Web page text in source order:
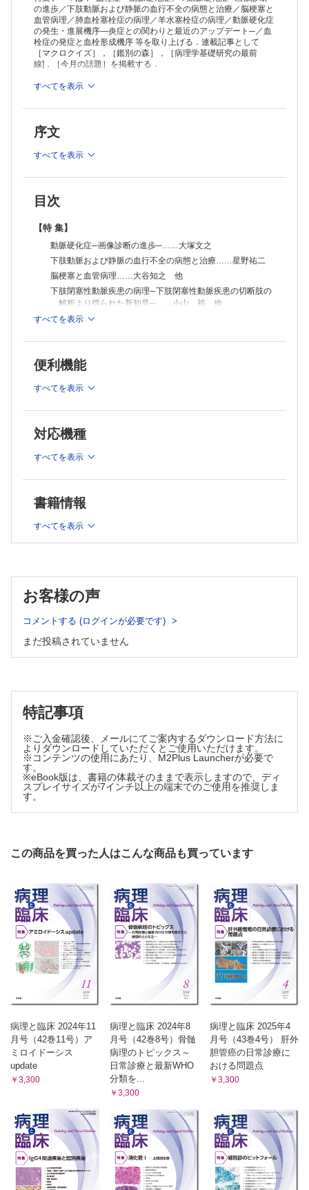
Answer 1：南口早智子
Answer 2：九島巳樹
病理学基礎研究の最前線《新連載》
連載にあたって……田中伸哉 他
病理学基礎研究の最前線［1］
【今月の話題】
【Information】
の進歩／下肢動脈および静脈の血行不全の病態と治療／脳梗塞と
血管病理／肺血栓塞栓症の病理／羊水塞栓症の病理／動脈硬化症
の発生・進展機序―炎症との関わりと最近のアップデート─／血
栓症の発症と血栓形成機序 等を取り上げる．連載記事として
［マクロクイズ］，［鑑別の森］，［病理学基礎研究の最前
線]，［今月の話題］を掲載する．
≫「病理と臨床」年間購読、受付中！
※本製品はPCでの閲覧も可能です。
「購入済ライセンス一覧」よりオンライン環境でPDF版をご覧い
ただけます。詳細は
すべてを表示
序文
すべてを表示
目次
【特 集】
動脈硬化症─画像診断の進歩─……大塚文之
下肢動脈および静脈の血行不全の病態と治療……星野祐二
脳梗塞と血管病理……大谷知之 他
下肢閉塞性動脈疾患の病理─下肢閉塞性動脈疾患の切断肢の
解析より得られた新知見─……小山 裕 他
肺血栓塞栓症の病理……魏 峻洸
プデート─……新見 学 他
【連 載】
マクロクイズ［185］
近藤篤史 他
鑑別の森［36］
卵巣の粘液性境界悪性腫瘍と粘液性癌
病理学基礎研究の最前線《新連載》
病理学基礎研究の最前線［1］
【今月の話題】
冠動脈瘤のはなし……髙橋 啓
すべてを表示
便利機能
すべてを表示
対応機種
すべてを表示
書籍情報
すべてを表示
お客様の声
コメントする (ログインが必要です)
まだ投稿されていません
特記事項
※ご入金確認後、メールにてご案内するダウンロード方法に
よりダウンロードしていただくとご使用いただけます。
※コンテンツの使用にあたり、M2Plus Launcherが必要で
す。
※eBook版は、書籍の体裁そのままで表示しますので、ディ
スプレイサイズが7インチ以上の端末でのご使用を推奨しま
す。
この商品を買った人はこんな商品も買っています
病理と臨床 2024年11
月号（42巻11号）ア
ミロイドーシス
update
￥3,300
病理と臨床 2024年8
月号（42巻8号）骨髄
病理のトピックス～
日常診療と最新WHO
分類を...
￥3,300
病理と臨床 2025年4
月号（43巻4号） 肝外
胆管癌の日常診療に
おける問題点
￥3,300